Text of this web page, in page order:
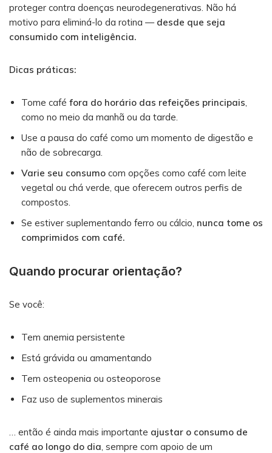
proteger contra doenças neurodegenerativas. Não há
motivo para eliminá-lo da rotina — desde que seja
consumido com inteligência.
Dicas práticas:
Tome café fora do horário das refeições principais
como no meio da manhã ou da tarde.
Use a pausa do café como um momento de digestão e
não de sobrecarga.
Varie seu consumo com opções como café com leite
vegetal ou chá verde, que oferecem outros perfis de
compostos.
Se estiver suplementando ferro ou cálcio, nunca tome os
comprimidos com café.
Quando procurar orientação?
Se você:
Tem anemia persistente
Está grávida ou amamentando
Tem osteopenia ou osteoporose
Faz uso de suplementos minerais
… então é ainda mais importante ajustar o consumo de
café ao longo do dia , sempre com apoio de um